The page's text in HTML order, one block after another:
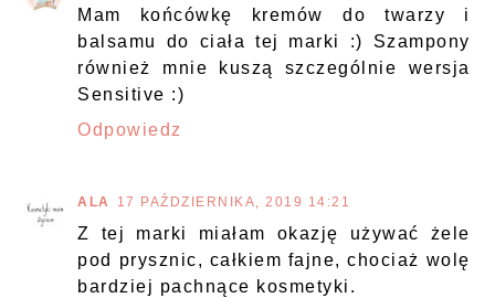
Mam końcówkę kremów do twarzy i
balsamu do ciała tej marki :) Szampony
również mnie kuszą szczególnie wersja
Sensitive :)
Odpowiedz
ALA 17 PAŹDZIERNIKA, 2019 14:21
Z tej marki miałam okazję używać żele
pod prysznic, całkiem fajne, chociaż wolę
bardziej pachnące kosmetyki.